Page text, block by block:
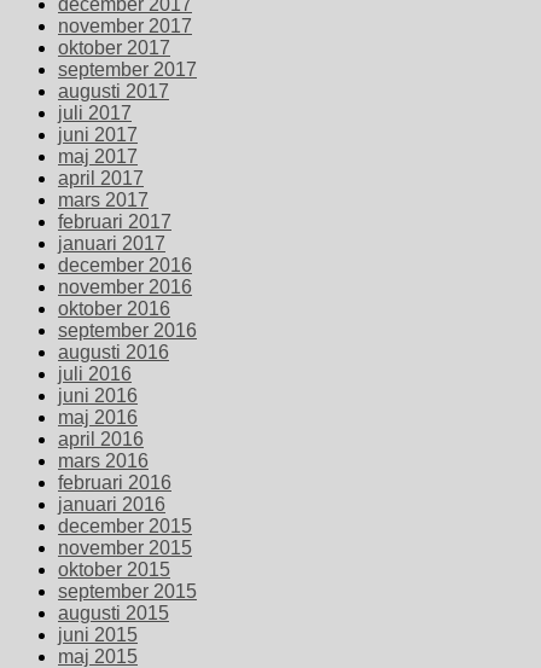
november 2017
oktober 2017
september 2017
augusti 2017
juli 2017
juni 2017
maj 2017
april 2017
mars 2017
februari 2017
januari 2017
december 2016
november 2016
oktober 2016
september 2016
augusti 2016
juli 2016
juni 2016
maj 2016
april 2016
mars 2016
februari 2016
januari 2016
december 2015
november 2015
oktober 2015
september 2015
augusti 2015
juni 2015
maj 2015